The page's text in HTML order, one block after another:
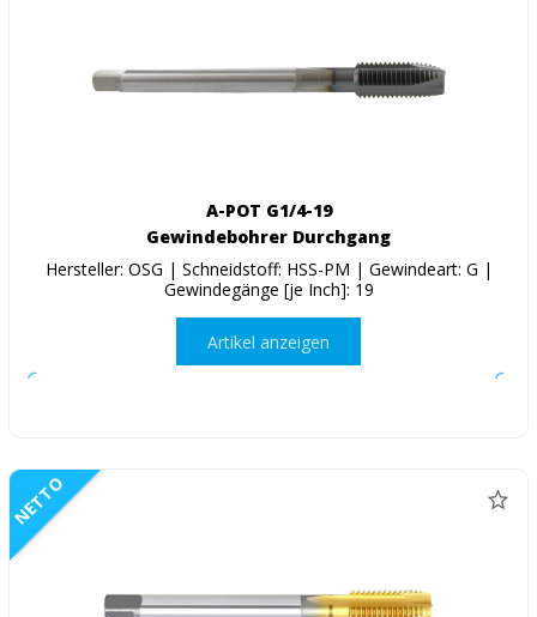
A-POT G1/4-19
Gewindebohrer Durchgang
Hersteller: OSG | Schneidstoff: HSS-PM | Gewindeart: G |
Gewindegänge [je Inch]: 19
Artikel anzeigen
NETTO